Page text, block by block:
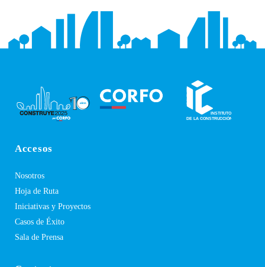
Accesos
Nosotros
Hoja de Ruta
Iniciativas y Proyectos
Casos de Éxito
Sala de Prensa